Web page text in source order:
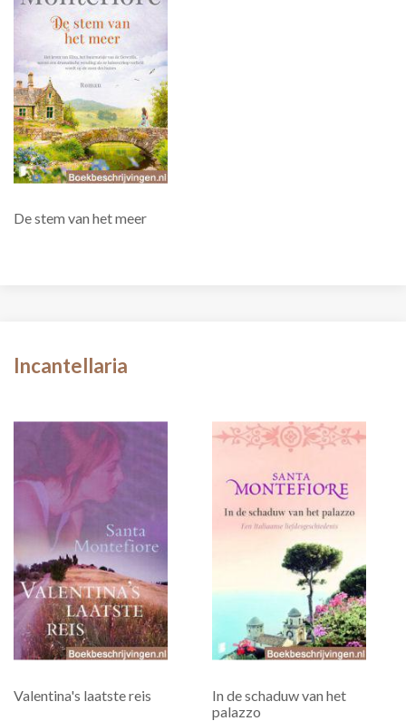
De stem van het meer
Incantellaria
Valentina's laatste reis
In de schaduw van het
palazzo